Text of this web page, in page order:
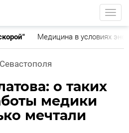
Медицина в условиях
о таких
медики
мечтали